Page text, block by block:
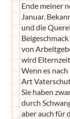
Ende meiner
Januar.
und die
von
wird
Wenn es
Art
Sie haben
durch
aber auch für